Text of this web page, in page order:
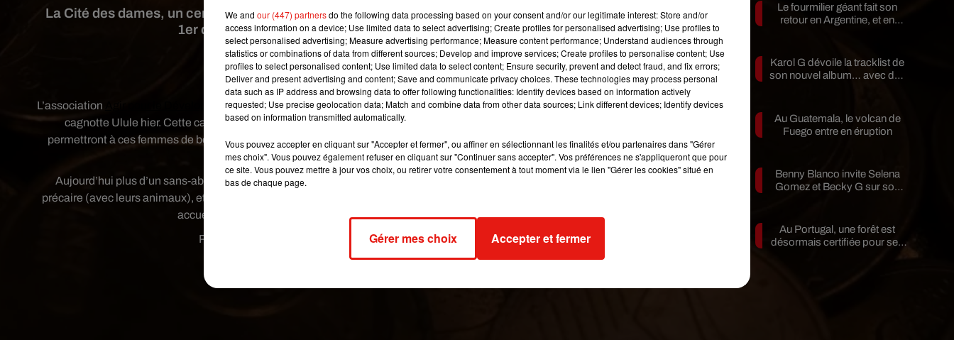
Publié : 21 novembre 2018 à 9h59 par Gianni CASTILLO
La Cité des dames, un centre d'accueil pour femmes précaires et sans-abri, ouvre ses portes le
1er décembre prochain dans le 13e arrondissement.
Crédit image: Pixabay
L’association Agir pour le Développement de la Santé des Femmeset l’Armée du salut, en charge du centre, ont lancé une
cagnotte Ulule hier. Cette cagnotte servira notamment à l’ouverture et la gestion du centre d’accueil. Ces fonds
permettront à ces femmes de bénéficier d’un repas chaud, de se doucher, ou bien encore d’aller sur internet, mais plus
important, de se reposer.
Aujourd’hui plus d’un sans-abri sur dix est une femme. Ce centre aura pour but d’accueillir ces femmes en situation
précaire (avec leurs animaux), et ce, 7 jours sur 7, 24h/24. Seulement cette structure manque cruellement de fonds, pour
accueillir 100 femmes par jour, il faut compter 2 107 euros de frais.
Le fourmilier géant fait son
retour en Argentine, et en
Karol G dévoile la tracklist de
son nouvel album… avec des
Au Guatemala, le volcan de
Fuego entre en éruption
Benny Blanco invite Selena
Gomez et Becky G sur son
Au Portugal, une forêt est
désormais certifiée pour ses
We and our (447) partnersdo the following data processing based on your consent and/or our legitimate interest: Store and/or
access information on a device; Use limited data to select advertising; Create profiles for personalised advertising; Use profiles to
select personalised advertising; Measure advertising performance; Measure content performance; Understand audiences through
statistics or combinations of data from different sources; Develop and improve services; Create profiles to personalise content; Use
profiles to select personalised content; Use limited data to select content; Ensure security, prevent and detect fraud, and fix errors;
Deliver and present advertising and content; Save and communicate privacy choices. These technologies may process personal
data such as IP address and browsing data to offer following functionalities: Identify devices based on information actively
requested; Use precise geolocation data; Match and combine data from other data sources; Link different devices; Identify devices
based on information transmitted automatically.
Vous pouvez accepter en cliquant sur "Accepter et fermer", ou affiner en sélectionnant les finalités et/ou partenaires dans "Gérer
mes choix". Vous pouvez également refuser en cliquant sur "Continuer sans accepter". Vos préférences ne s'appliqueront que pour
ce site. Vous pouvez mettre à jour vos choix, ou retirer votre consentement à tout moment via le lien "Gérer les cookies" situé en
bas de chaque page.
Gérer mes choix Accepter et fermer